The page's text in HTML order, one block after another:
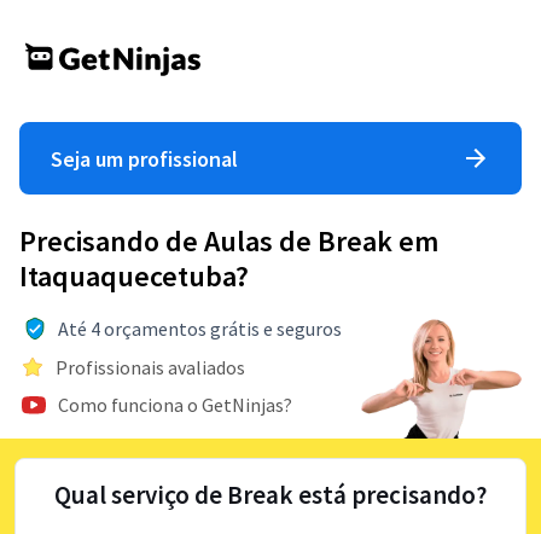
Seja um profissional
Precisando de Aulas de Break em
Itaquaquecetuba?
Até 4 orçamentos grátis e seguros
Profissionais avaliados
Como funciona o GetNinjas?
Qual serviço de Break está precisando?